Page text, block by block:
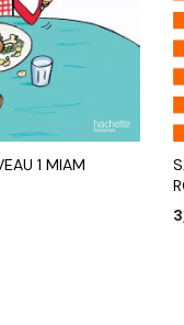
1 MIAM